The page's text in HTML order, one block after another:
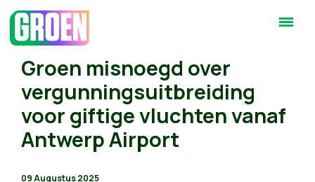
Groen misnoegd over
vergunningsuitbreiding
voor giftige vluchten vanaf
Antwerp Airport
09 Augustus 2025